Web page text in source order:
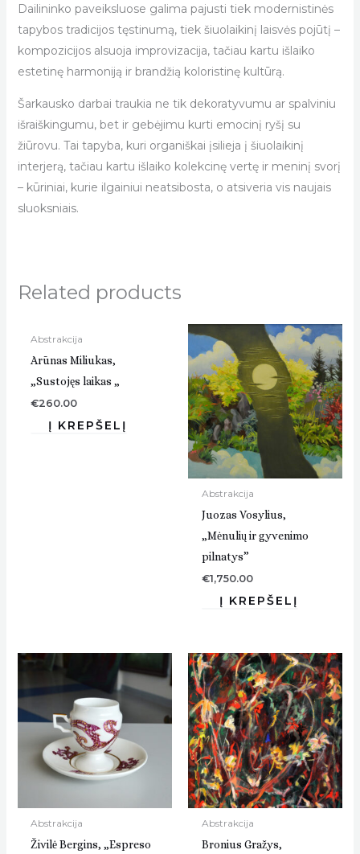
Dailininko paveiksluose galima pajusti tiek modernistinės
tapybos tradicijos tęstinumą, tiek šiuolaikinį laisvės pojūtį –
kompozicijos alsuoja improvizacija, tačiau kartu išlaiko
estetinę harmoniją ir brandžią koloristinę kultūrą.
Šarkausko darbai traukia ne tik dekoratyvumu ar spalviniu
išraiškingumu, bet ir gebėjimu kurti emocinį ryšį su
žiūrovu. Tai tapyba, kuri organiškai įsilieja į šiuolaikinį
interjerą, tačiau kartu išlaiko kolekcinę vertę ir meninį svorį
– kūriniai, kurie ilgainiui neatsibosta, o atsiveria vis naujais
sluoksniais.
Related products
Abstrakcija
Arūnas Miliukas,
„Sustojęs laikas „
€260.00
Abstrakcija
Juozas Vosylius,
„Mėnulių ir gyvenimo
pilnatys”
€1,750.00
Abstrakcija
Živilė Bergins, „Espreso
Abstrakcija
Bronius Gražys,